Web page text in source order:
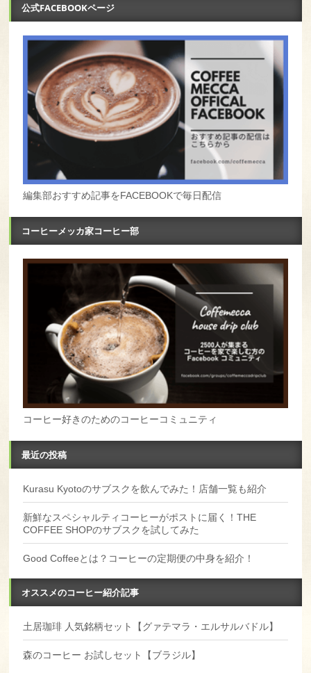
公式FACEBOOKページ
編集部おすすめ記事をFACEBOOKで毎日配信
コーヒーメッカ家コーヒー部
コーヒー好きのためのコーヒーコミュニティ
最近の投稿
Kurasu Kyotoのサブスクを飲んでみた！店舗一覧も紹介
新鮮なスペシャルティコーヒーがポストに届く！THE
COFFEE SHOPのサブスクを試してみた
Good Coffeeとは？コーヒーの定期便の中身を紹介！
オススメのコーヒー紹介記事
土居珈琲 人気銘柄セット【グァテマラ・エルサルバドル】
森のコーヒー お試しセット【ブラジル】